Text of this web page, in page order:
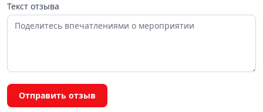
Текст отзыва
Отправить отзыв